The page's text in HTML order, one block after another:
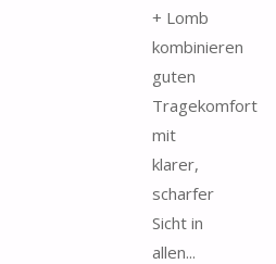
+ Lomb
kombinieren
guten
Tragekomfort
mit
klarer,
scharfer
Sicht in
allen...